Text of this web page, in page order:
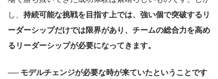
し、 持続可能な挑戦を目指す上では、強い個で突破するリ
ーダーシップだけでは限界があり、チームの総合力を高め
るリーダーシップが必要になってきます。
── モデルチェンジが必要な時が来ていたということです